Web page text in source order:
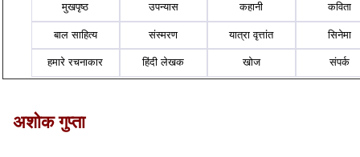
मुखपृष्ठ उपन्यास कहानी कविता
बाल साहित्य संस्मरण यात्रा वृत्तांत सिनेमा
हमारे रचनाकार हिंदी लेखक खोज संपर्क
अशोक गुप्ता